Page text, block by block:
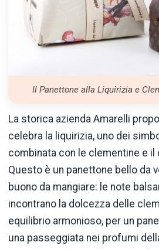
Il Panettone alla Liquirizia e
La storica azienda Amarelli
celebra la liquirizia, uno dei
combinata con le clementine e
Questo è un panettone bello da
buono da mangiare: le note
incontrano la dolcezza delle
equilibrio armonioso, per un
una passeggiata nei profumi